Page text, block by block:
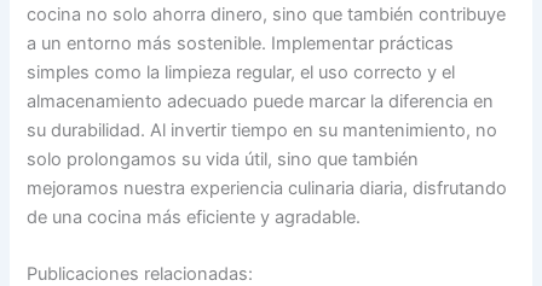
cocina no solo ahorra dinero, sino que también contribuye
a un entorno más sostenible. Implementar prácticas
simples como la limpieza regular, el uso correcto y el
almacenamiento adecuado puede marcar la diferencia en
su durabilidad. Al invertir tiempo en su mantenimiento, no
solo prolongamos su vida útil, sino que también
mejoramos nuestra experiencia culinaria diaria, disfrutando
de una cocina más eficiente y agradable.
Publicaciones relacionadas: